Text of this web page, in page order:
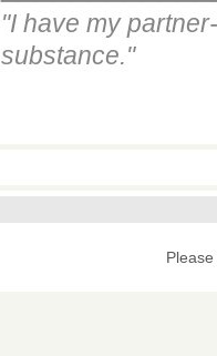
"I have my
substance."